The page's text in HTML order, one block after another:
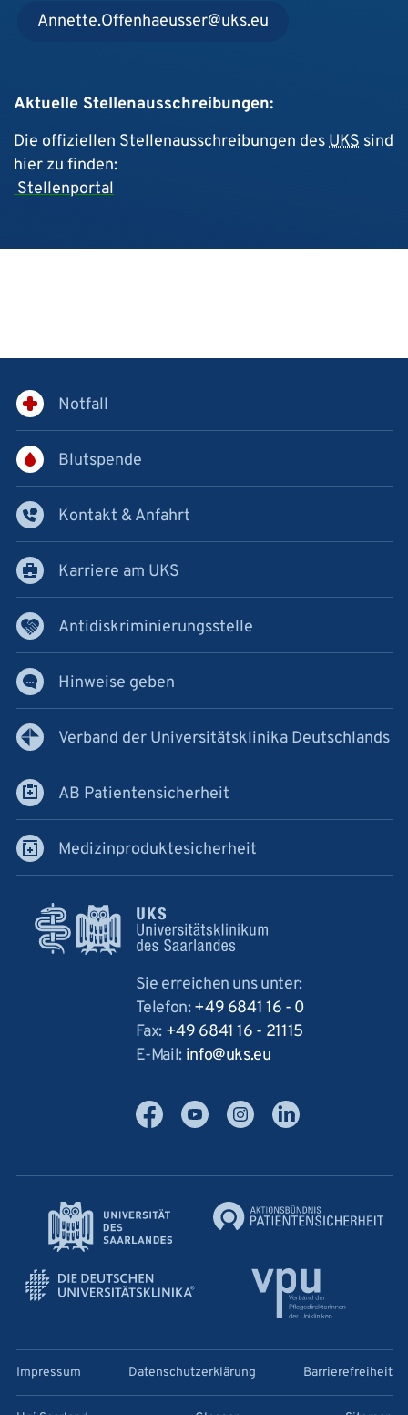
Annette.Offenhaeusser
uks eu
Aktuelle Stellenausschreibungen:
Die offiziellen Stellenausschreibungen desUKS sind
hier zu finden:
Stellenportal
Notfall
Blutspende
Kontakt & Anfahrt
Karriere am UKS
Antidiskriminierungsstelle
Hinweise geben
Verband der Universitätsklinika Deutschlands
AB Patientensicherheit
Medizinproduktesicherheit
Sie erreichen uns unter:
Telefon:+49 6841 16 - 0
Fax: +49 6841 16 - 21115
E-Mail: info ukseu
Impressum Datenschutzerklärung Barrierefreiheit